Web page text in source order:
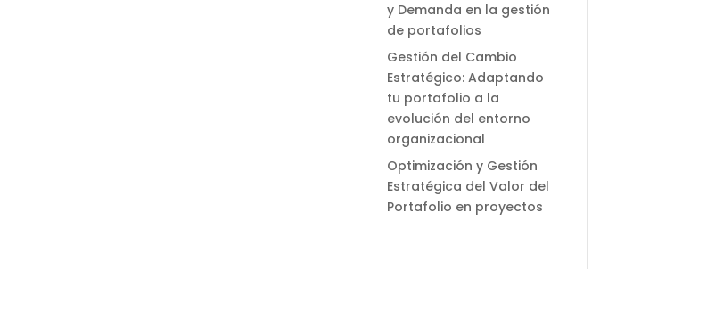
y Demanda en la gestión
de portafolios
Gestión del Cambio
Estratégico: Adaptando
tu portafolio a la
evolución del entorno
organizacional
Optimización y Gestión
Estratégica del Valor del
Portafolio en proyectos